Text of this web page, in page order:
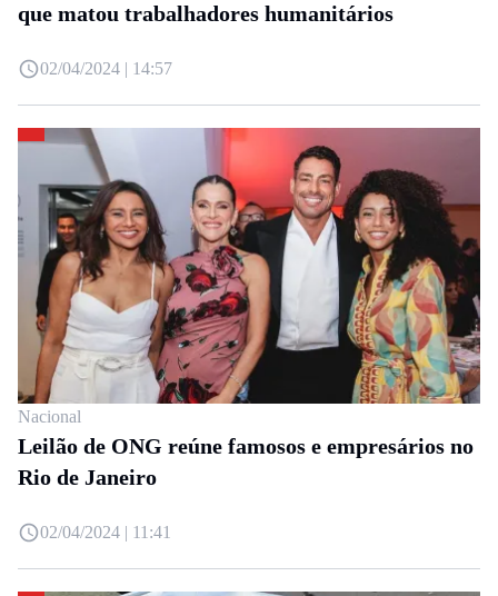
que matou trabalhadores humanitários
02/04/2024 | 14:57
Nacional
Leilão de ONG reúne famosos e empresários no
Rio de Janeiro
02/04/2024 | 11:41